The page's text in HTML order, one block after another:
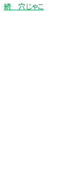
続 穴じゃこ